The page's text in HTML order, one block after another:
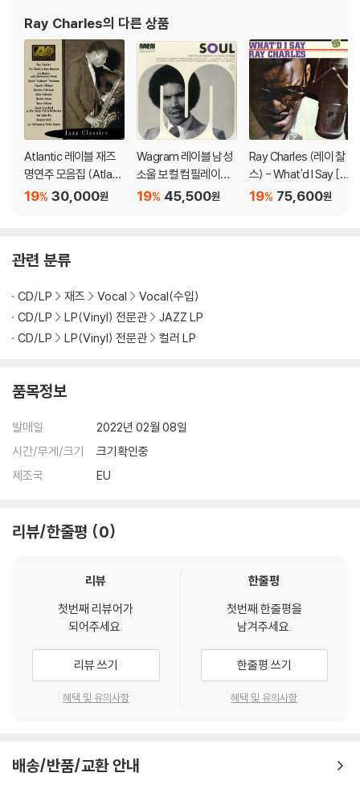
불량으로 인한 반품/교환이 가능합니다
※ 컬러 디스크
아래에 해당하는 경우는 불량이 아니므로 개봉 후 반품/교환이 불가합니
1) 컬러 디스크는 웹 이미지와 실제 색상이 차이가 날 수 있습니다.
있습니다.
3) 컬러 디스크는 제작 과정에서 다른 색상 염료가 섞여 얼룩과 번짐, 반점
등이 발생할 수 있습니다.
1) 불량으로 인한 반품/교환 요청 시에는 불량 확인을 위해 개봉 시의 동영
다.
관련 사진과 동영상 및 재생 기기 모델명을 첨부하여 첨부하여 고객센터에
문의 바랍니다.
Ray Charles의 다른 상품
Atlantic 레이블 재즈
명연주 모음집 (Atlanti
c Jazz Classics)
30,000원
19%
Wagram 레이블 남성
소울 보컬 컴필레이션
(Soul Men) [2LP]
45,500원
19%
Ray Charles (레이 찰
스) - What'd I Say [S
ACD Hybrid]
75,600원
19%
관련 분류
CD/LP 재즈 Vocal
Vocal(수입)
CD/LP
LP(Vinyl) 전문관
JAZZ LP
CD/LP
LP(Vinyl) 전문관 컬러 LP
품목정보
발매일
2022년 02월 08일
시간/무게/크기
크기확인중
제조국
EU
리뷰/한줄평 0
리뷰
첫번째 리뷰어가
되어주세요.
리뷰 쓰기
혜택 및 유의사항
한줄평
첫번째 한줄평을
남겨주세요.
한줄평 쓰기
혜택 및 유의사항
배송/반품/교환 안내